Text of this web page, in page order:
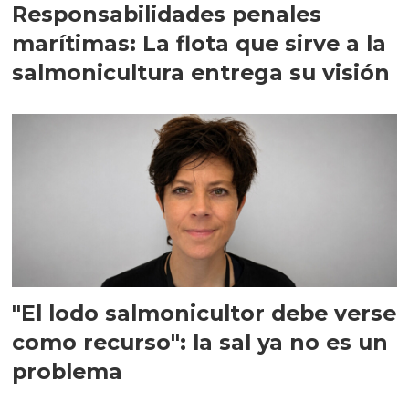
Responsabilidades penales
marítimas: La flota que sirve a la
salmonicultura entrega su visión
"El lodo salmonicultor debe verse
como recurso": la sal ya no es un
problema